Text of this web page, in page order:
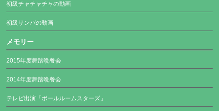
初級チャチャチャの動画
初級サンバの動画
メモリー
2015年度舞踏晩餐会
2014年度舞踏晩餐会
テレビ出演「ボールルームスターズ」